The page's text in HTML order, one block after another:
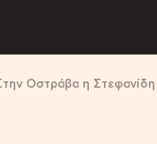
Οστράβα η Στεφανίδη